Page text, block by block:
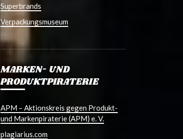
Superbrands
Verpackungsmuseum
MARKEN- UND
PRODUKTPIRATERIE
APM – Aktionskreis gegen Produkt-
und Markenpiraterie (APM) e. V.
plagiarius.com